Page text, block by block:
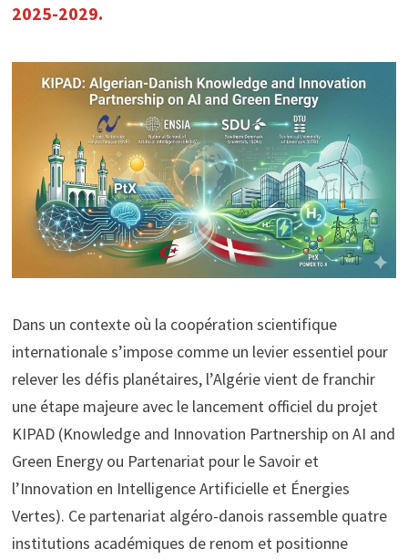
2025-2029.
Dans un contexte où la coopération scientifique
internationale s’impose comme un levier essentiel pour
relever les défis planétaires, l’Algérie vient de franchir
une étape majeure avec le lancement officiel du projet
KIPAD (Knowledge and Innovation Partnership on AI and
Green Energy ou Partenariat pour le Savoir et
l’Innovation en Intelligence Artificielle et Énergies
Vertes). Ce partenariat algéro-danois rassemble quatre
institutions académiques de renom et positionne